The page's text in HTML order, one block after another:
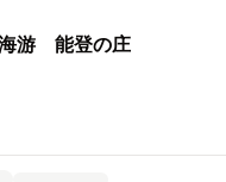
游 能登の庄